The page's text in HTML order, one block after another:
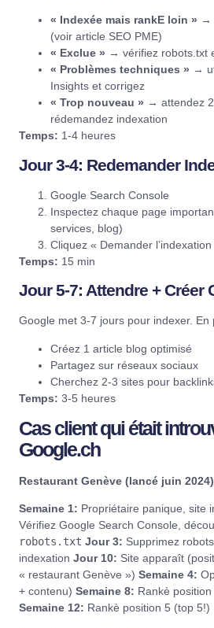
« Indexée mais rankE loin » →
(voir article SEO PME)
« Exclue » → vérifiez robots.txt
« Problèmes techniques » →
Insights et corrigez
« Trop nouveau » → attendez
rédemandez indexation
Temps: 1-4 heures
Jour 3-4: Redemander
Google Search Console
Inspectez chaque page
services, blog)
Cliquez « Demander l’indexation
Temps: 15 min
Jour 5-7: Attendre + Créer
Google met 3-7 jours pour indexer. En
Créez 1 article blog optimisé
Partagez sur réseaux sociaux
Cherchez 2-3 sites pour
Temps: 3-5 heures
Cas client qui était
Google.ch
Restaurant Genève (lancé juin
Semaine 1: Propriétaire panique, site
Vérifiez Google Search Console,
robots.txt Jour 3: Supprimez
indexation Jour 10: Site apparaît
« restaurant Genève ») Semaine 4:
+ contenu) Semaine 8: Rankè
Semaine 12: Rankè position 5 (top 5!)